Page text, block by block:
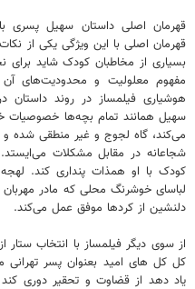
قهرمان اصلی داستان سهیل پسری
قهرمان اصلی با این ویژگی یکی از
بسیاری از مخاطبان کودک شاید برای
مفهوم معلولیت و محدودیت‌های
هوشیاری فیلمساز در روند داستان
سهیل همانند تمام بچه‌ها خصوصیات
می‌کند، گاه لجوج و غیر منطقی شده و
شجاعانه در مقابل مشکلات
کودک با او همذات پنداری کند.
لباسای خوشرنگ محلی که مادر
دلنشین از کردها موفق عمل می‌کند.
از سوی دیگر فیلمساز با انتخاب ستار
کل کل های امید بعنوان پسر
یاد دهد از قضاوت و تحقیر دوری